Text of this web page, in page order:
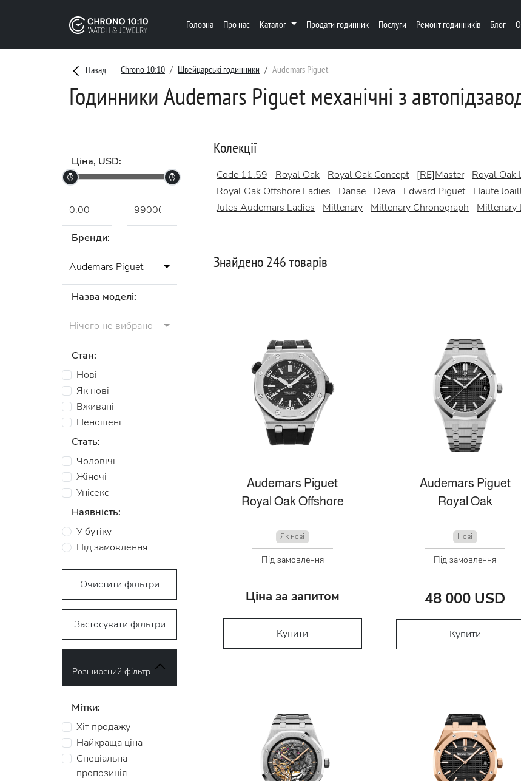
Головна Про нас Каталог Продати годинник Послуги Ремонт годинників Блог
Назад Chrono 10:10 Швейцарські годинники Audemars Piguet
Годинники Audemars Piguet механічні з
Ціна, USD:
Бренди:
Audemars Piguet
Назва моделі:
Нічого не вибрано
Стан:
Нові
Як нові
Вживані
Неношені
Стать:
Чоловічі
Жіночі
Унісекс
Наявність:
У бутіку
Під замовлення
Очистити фільтри
Застосувати фільтри
Розширений фільтр
Мітки:
Хіт продажу
Найкраща ціна
Спеціальна
пропозиція
Колекції
Code 11.59 Royal Oak Royal Oak Concept [RE]Master Royal Oak
Royal Oak Offshore Ladies
Danae Deva Edward Piguet Haute
Jules Audemars Ladies
Millenary Millenary Chronograph Millenary
Знайдено 246 товарів
Audemars Piguet
Royal Oak Offshore
Як нові
Під замовлення
Ціна за запитом
Купити
Audemars Piguet
Royal Oak
Нові
Під замовлення
48 000 USD
Купити